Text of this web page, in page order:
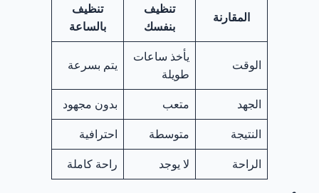
المقارنة
تنظيف
بنفسك
تنظيف
بالساعة
الوقت
يأخذ ساعات
طويلة
يتم بسرعة
الجهد متعب
بدون مجهود
النتيجة
متوسطة
احترافية
الراحة
لا يوجد راحة كاملة